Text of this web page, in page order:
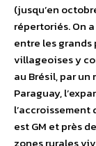
(jusqu’en
répertoriés. On
entre les
villageoises y
au Brésil, par un
Paraguay,
est GM et près